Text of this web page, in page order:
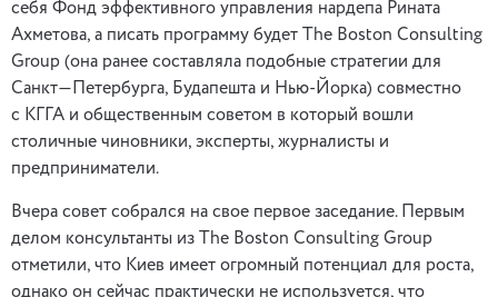
себя Фонд эффективного управления нардепа Рината
Ахметова, а писать программу будет The Boston Consulting
Group (она ранее составляла подобные стратегии для
Санкт—Петербурга, Будапешта и Нью-Йорка) совместно
с КГГА и общественным советом в который вошли
столичные чиновники, эксперты, журналисты и
предприниматели.
Вчера совет собрался на свое первое заседание. Первым
делом консультанты из The Boston Consulting Group
отметили, что Киев имеет огромный потенциал для роста,
однако он сейчас практически не используется, что